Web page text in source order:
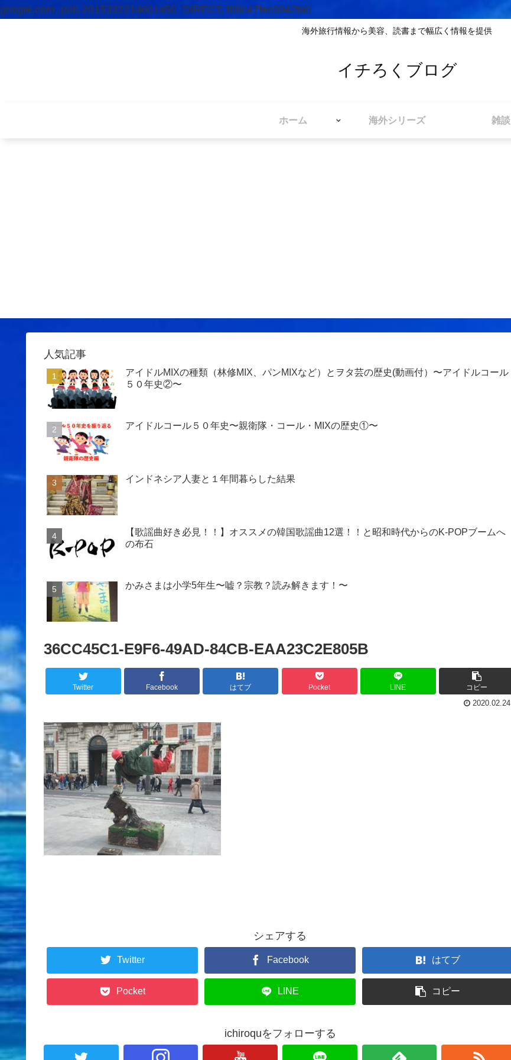
google.com, pub-2015332214601450, DIRECT, f08c47fec0942fa0
海外旅行情報から美容、読書まで幅広く情報を提供
イチろくブログ
ホーム 海外シリーズ 雑談
人気記事
アイドルMIXの種類（林修MIX、パンMIXなど）とヲタ芸の歴史(動画付）〜アイドルコール
５０年史②〜
アイドルコール５０年史〜親衛隊・コール・MIXの歴史①〜
インドネシア人妻と１年間暮らした結果
【歌謡曲好き必見！！】オススメの韓国歌謡曲12選！！と昭和時代からのK-POPブームへ
の布石
かみさまは小学5年生〜嘘？宗教？読み解きます！〜
36CC45C1-E9F6-49AD-84CB-EAA23C2E805B
Twitter Facebook はてブ Pocket LINE
コピー
2020.02.24
シェアする
Twitter Facebook はてブ
Pocket LINE コピー
ichiroquをフォローする